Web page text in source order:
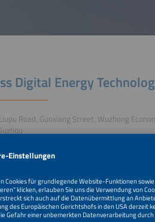
Digital Energy
Road, Guoxiang Street, Wuzhong
/ Services